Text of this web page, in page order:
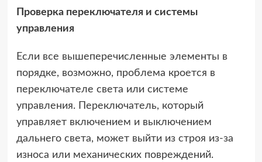
Проверка переключателя и системы
управления
Если все вышеперечисленные элементы в
порядке, возможно, проблема кроется в
переключателе света или системе
управления. Переключатель, который
управляет включением и выключением
дальнего света, может выйти из строя из-за
износа или механических повреждений.